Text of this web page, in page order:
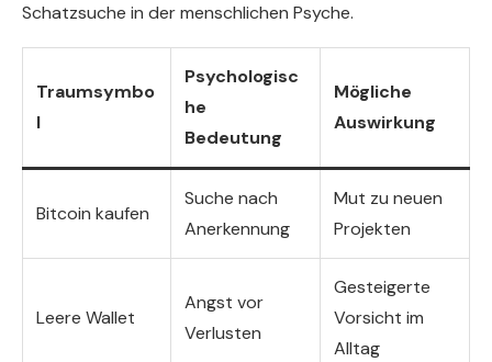
Schatzsuche in der menschlichen Psyche.
Traumsymbo
l
Psychologisc
he
Bedeutung
Mögliche
Auswirkung
Bitcoin kaufen
Suche nach
Anerkennung
Mut zu neuen
Projekten
Leere Wallet
Angst vor
Verlusten
Gesteigerte
Vorsicht im
Alltag